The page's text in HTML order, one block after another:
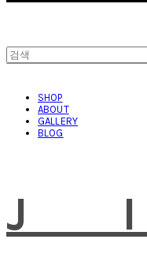
SHOP
ABOUT
GALLERY
BLOG